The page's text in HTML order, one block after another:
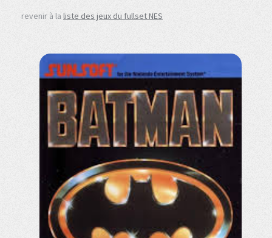
revenir à la liste des jeux du fullset NES